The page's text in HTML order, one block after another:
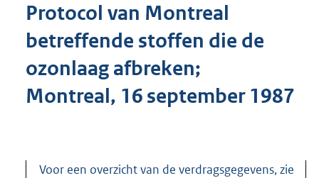
o
t
:
0
Protocol van Montreal
betreffende stoffen die de
ozonlaag afbreken;
Montreal, 16 september 1987
Voor een overzicht van de verdragsgegevens, zie